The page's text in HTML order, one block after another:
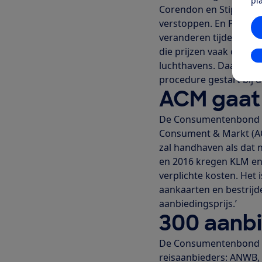
Corendon en Stip
verstoppen. En
veranderen tijdens het
die prijzen vaak ook
luchthavens. Daarom
procedure gestart bij
ACM
De
Consument & Markt
zal handhaven als dat
en 2016 kregen KLM
verplichte kosten. Het
aankaarten en
aanbiedingsprijs.’
300
De
reisaanbieders: